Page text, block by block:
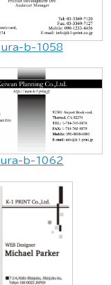
ura-b-1058
ura-b-1062